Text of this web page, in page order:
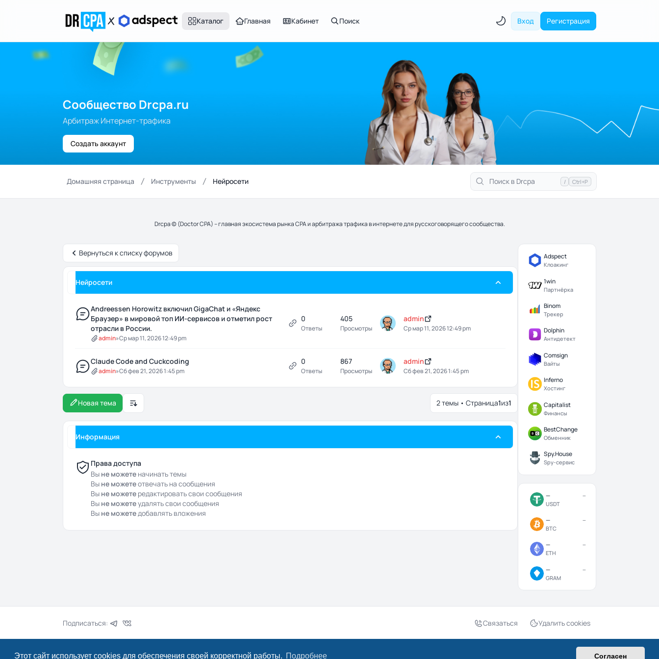
Этот сайт использует cookies для обеспечения своей корректной работы. Подробнее Согласен
Каталог Главная Кабинет Поиск Вход Регистрация
Сообщество Drcpa.ru
Арбитраж Интернет-трафика
Создать аккаунт
Домашняя страница Инструменты Нейросети / Ctrl+P
Drcpa © (Doctor CPA) – главная экосистема рынка CPA и арбитража трафика в интернете для русскоговорящего сообщества.
Вернуться к списку форумов
Нейросети
Andreessen Horowitz включил GigaChat и «Яндекс
Браузер» в мировой топ ИИ-сервисов и отметил рост
отрасли в России.
admin»Ср мар 11, 2026 12:49 pm
0
Ответы
405
Просмотры
admin
Ср мар 11, 2026 12:49 pm
Claude Code and Cuckcoding
admin»Сб фев 21, 2026 1:45 pm
0
Ответы
867
Просмотры
admin
Сб фев 21, 2026 1:45 pm
Новая тема Настройки отображения и сортировки 2 темы • Страница1из1
Информация
Права доступа
Вы не можете начинать темы
Вы не можетеотвечать на сообщения
Вы не можете редактировать свои сообщения
Вы не можетеудалять свои сообщения
Вы не можетедобавлять вложения
Adspect
Клоакинг
1win
Партнёрка
Binom
Трекер
Dolphin
Антидетект
Comsign
Вайты
Inferno
Хостинг
Capitalist
Финансы
BestChange
Обменник
Spy.House
Spy-сервис
— —
USDT
— —
BTC
— —
ETH
— —
GRAM
Подписаться: Связаться Удалить cookies
© 2024–2026 Drcpa.ru UTC+03:00